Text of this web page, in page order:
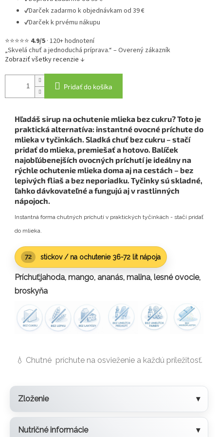
✔Darček zadarmo k objednávkam od 39 €
✔Darček k prvému nákupu
⭐⭐⭐⭐⭐ 4.9/5 · 120+ hodnotení
„Skvelá chuť a jednoduchá príprava.“ – Overený zákazník
Zobraziť všetky recenzie ↓
Pridať do košíka
Hľadáš sirup na ochutenie mlieka bez cukru? Toto je
praktická alternatíva: instantné ovocné príchute do
mlieka v tyčinkách. Sladká chuť bez cukru – stačí
pridať do mlieka, premiešať a hotovo. Balíček
najobľúbenejších ovocných príchutí je ideálny na
rýchle ochutenie mlieka doma aj na cestách – bez
lepivých fliaš a bez neporiadku. Tyčinky sú skladné,
ľahko dávkovateľné a fungujú aj v rastlinných
nápojoch.
Instantná forma chutných príchutí v praktických tyčinkách - stačí pridať
do mlieka.
72 stickov / na ochutenie 36-72 lit nápoja
Príchuť:jahoda, mango, ananás, malina, lesné ovocie,
broskyňa
💧 Chutné príchute na osvieženie a každú príležitosť.
Zloženie
Nutričné informácie